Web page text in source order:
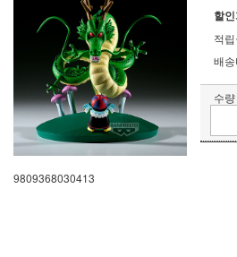
9809368030413
할
적
배송
수량